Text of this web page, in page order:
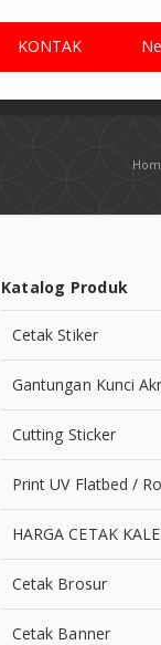
KONTAK
Katalog Produk
Cetak Stiker
Gantungan Kunci
Cutting Sticker
Print UV Flatbed /
HARGA CETAK
Cetak Brosur
Cetak Banner